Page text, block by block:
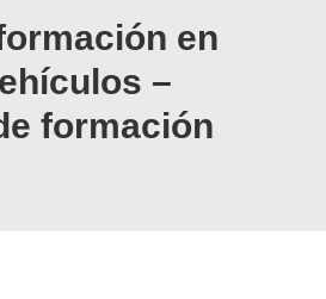
en
–
formación